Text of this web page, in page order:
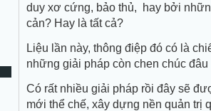
duy xơ cứng, bảo thủ, hay bởi
cản? Hay là tất cả?
Liệu lần này, thông điệp đó có là
những giải pháp còn chen chúc
Có rất nhiều giải pháp rồi đây sẽ
mới thể chế, xây dựng nền quản trị